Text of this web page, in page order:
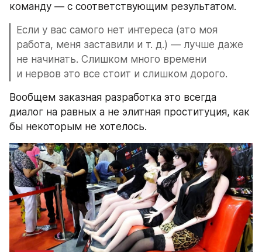
команду — с соответствующим результатом.
Если у вас самого нет интереса (это моя
работа, меня заставили и т. д.) — лучше даже
не начинать. Слишком много времени
и нервов это все стоит и слишком дорого.
Вообщем заказная разработка это всегда
диалог на равных а не элитная проституция, как
бы некоторым не хотелось.